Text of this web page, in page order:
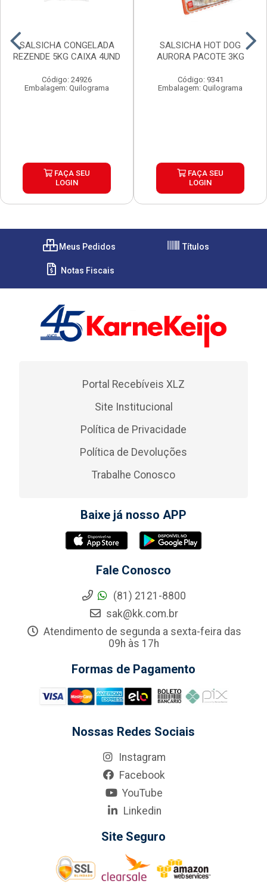
SALSICHA CONGELADA
REZENDE 5KG CAIXA 4UND
Código: 24926
Embalagem: Quilograma
FAÇA SEU
LOGIN
SALSICHA HOT DOG
AURORA PACOTE 3KG
Código: 9341
Embalagem: Quilograma
FAÇA SEU
LOGIN
Meus Pedidos Títulos
Notas Fiscais
Portal Recebíveis XLZ
Site Institucional
Política de Privacidade
Política de Devoluções
Trabalhe Conosco
Baixe já nosso APP
Fale Conosco
(81) 2121-8800
sak@kk.com.br
Atendimento de segunda a sexta-feira das
09h às 17h
Formas de Pagamento
Nossas Redes Sociais
Instagram
Facebook
YouTube
Linkedin
Site Seguro